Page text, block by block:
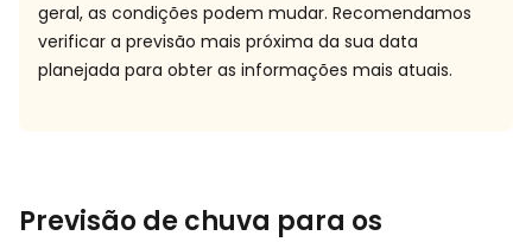
geral, as condições podem mudar. Recomendamos
verificar a previsão mais próxima da sua data
planejada para obter as informações mais atuais.
Previsão de chuva para os